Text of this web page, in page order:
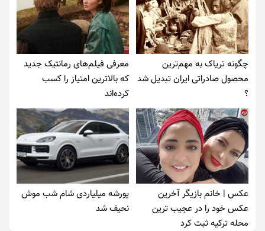
چگونه تریاک به مهم‌ترین
محصول صادراتی ایران تبدیل شد
؟
معرفی فیلم‌های رمانتیک جدید
که بالاترین امتیاز را کسب
کرده‌اند
عکس | خانم بازیگر آخرین
عکس خود را در عجیب ترین
محله ترکیه ثبت کرد
پورشه میلیاردی شام شب موش‌
نحیف شد